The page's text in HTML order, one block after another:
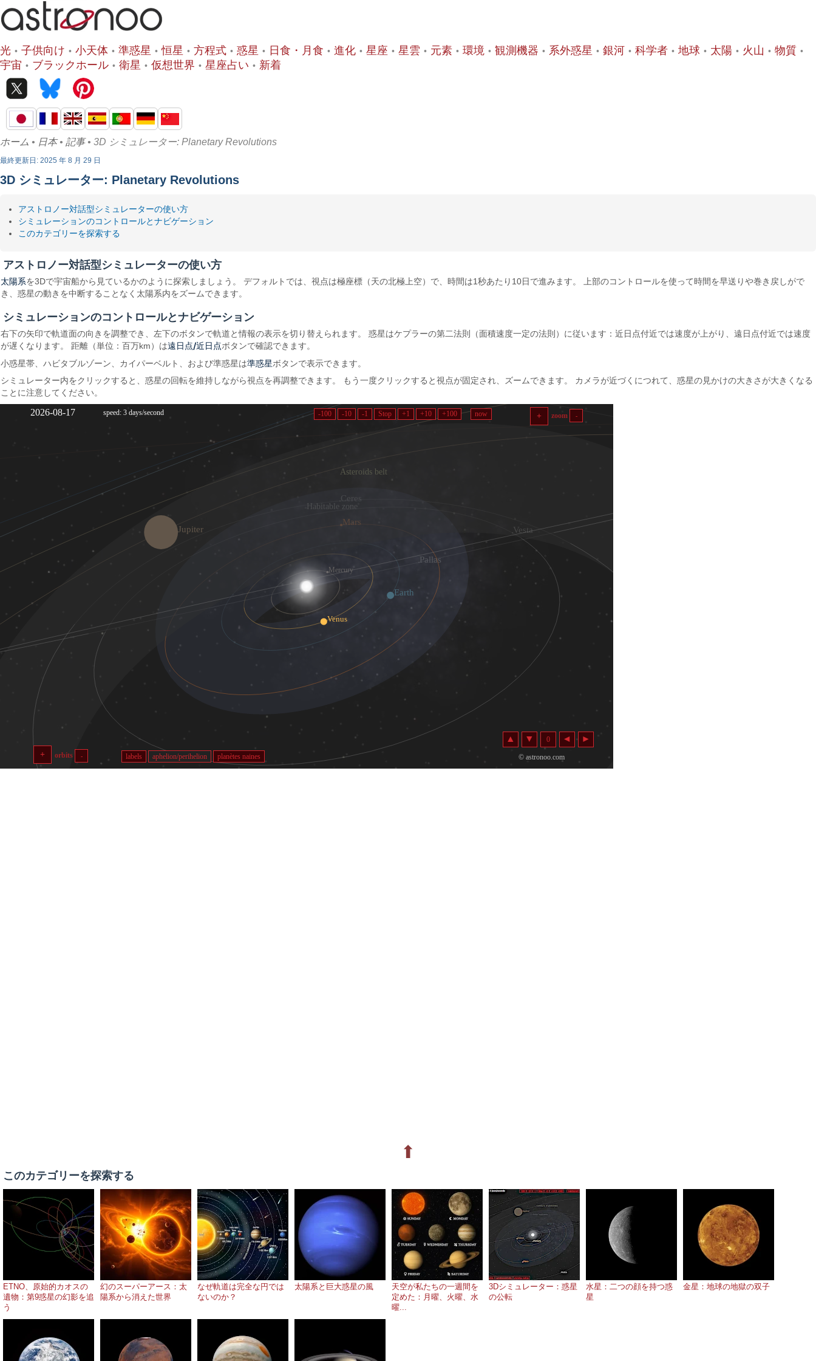
光 子供向け 小天体 準惑星 恒星 方程式 惑星 日食・月食 進化 星座 星雲 元素 環境 観測機器 系外惑星 銀河 科学者 地球 太陽 火山
物質
宇宙
ブラックホール 衛星 仮想世界 星座占い 新着
ホーム • 日本• 記事• 3D シミュレーター: Planetary Revolutions
最終更新日: 2025 年 8 月 29 日
3D シミュレーター: Planetary Revolutions
アストロノー対話型シミュレーターの使い方
シミュレーションのコントロールとナビゲーション
このカテゴリーを探索する
アストロノー対話型シミュレーターの使い方
太陽系を3Dで宇宙船から見ているかのように探索しましょう。 デフォルトでは、視点は極座標（天の北極上空）で、時間は1秒あたり10日で進みます。 上部のコントロールを使って時間を早送りや巻き戻しがで
き、惑星の動きを中断することなく太陽系内をズームできます。
シミュレーションのコントロールとナビゲーション
右下の矢印で軌道面の向きを調整でき、左下のボタンで軌道と情報の表示を切り替えられます。 惑星はケプラーの第二法則（面積速度一定の法則）に従います：近日点付近では速度が上がり、遠日点付近では速度
が遅くなります。 距離（単位：百万km）は遠日点/近日点ボタンで確認できます。
小惑星帯、ハビタブルゾーン、カイパーベルト、および準惑星は準惑星ボタンで表示できます。
シミュレーター内をクリックすると、惑星の回転を維持しながら視点を再調整できます。 もう一度クリックすると視点が固定され、ズームできます。 カメラが近づくにつれて、惑星の見かけの大きさが大きくなる
ことに注意してください。
⬆
このカテゴリーを探索する
ETNO、原始的カオスの
遺物：第9惑星の幻影を追
う
幻のスーパーアース：太
陽系から消えた世界
なぜ軌道は完全な円では
ないのか？
太陽系と巨大惑星の風
天空が私たちの一週間を
定めた：月曜、火曜、水
曜...
3Dシミュレーター：惑星
の公転
水星：二つの顔を持つ惑
星
金星：地球の地獄の双子